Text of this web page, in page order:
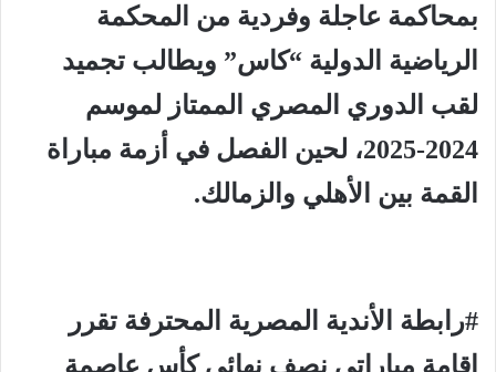
بمحاكمة عاجلة وفردية من المحكمة
الرياضية الدولية “كاس” ويطالب تجميد
لقب الدوري المصري الممتاز لموسم
2024-2025، لحين الفصل في أزمة مباراة
القمة بين الأهلي والزمالك.
#رابطة الأندية المصرية المحترفة تقرر
إقامة مباراتي نصف نهائي كأس عاصمة